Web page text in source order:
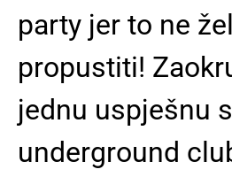
party jer to ne
propustiti!
jednu uspješnu
underground